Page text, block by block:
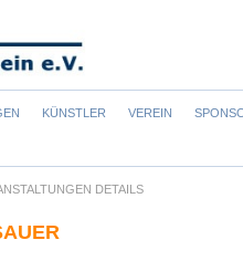
KÜNSTLER VEREIN
DETAILS